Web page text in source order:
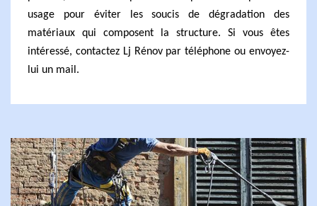
usage pour éviter les soucis de dégradation des
matériaux qui composent la structure. Si vous êtes
intéressé, contactez Lj Rénov par téléphone ou envoyez-
lui un mail.